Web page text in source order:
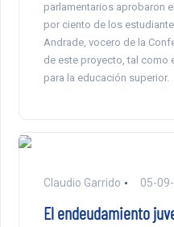
parlamentarios aprobaron
por ciento de los
Andrade, vocero de la
de este proyecto, tal como
para la educación superior.
Claudio Garrido 05-
El endeudamiento